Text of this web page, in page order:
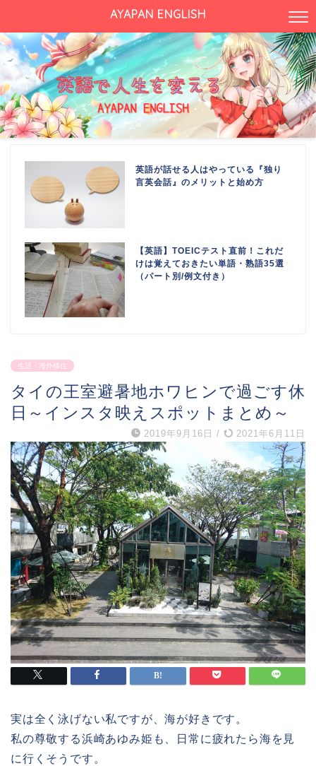
AYAPAN ENGLISH
英語が話せる人はやっている『独り
言英会話』のメリットと始め方
【英語】TOEICテスト直前！これだ
けは覚えておきたい単語・熟語35選
（パート別/例文付き）
生活・海外移住
タイの王室避暑地ホワヒンで過ごす休
日～インスタ映えスポットまとめ～
2019年9月16日 / 2021年6月11日
実は全く泳げない私ですが、海が好きです。
私の尊敬する浜崎あゆみ姫も、日常に疲れたら海を見
に行くそうです。